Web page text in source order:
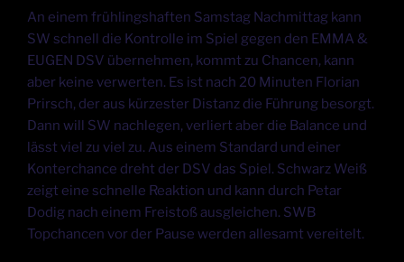
An einem frühlingshaften Samstag Nachmittag kann
SW schnell die Kontrolle im Spiel gegen den EMMA &
EUGEN DSV übernehmen, kommt zu Chancen, kann
aber keine verwerten. Es ist nach 20 Minuten Florian
Prirsch, der aus kürzester Distanz die Führung besorgt.
Dann will SW nachlegen, verliert aber die Balance und
lässt viel zu viel zu. Aus einem Standard und einer
Konterchance dreht der DSV das Spiel. Schwarz Weiß
zeigt eine schnelle Reaktion und kann durch Petar
Dodig nach einem Freistoß ausgleichen. SWB
Topchancen vor der Pause werden allesamt vereitelt.